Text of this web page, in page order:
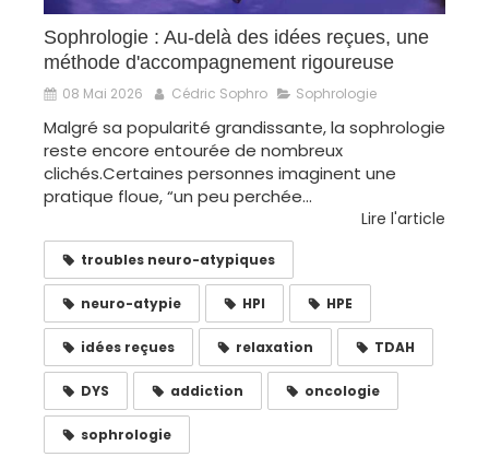
Sophrologie : Au-delà des idées reçues, une
méthode d'accompagnement rigoureuse
08 Mai 2026 Cédric Sophro Sophrologie
Malgré sa popularité grandissante, la sophrologie
reste encore entourée de nombreux
clichés.Certaines personnes imaginent une
pratique floue, “un peu perchée...
Lire l'article
troubles neuro-atypiques
neuro-atypie HPI HPE
idées reçues relaxation TDAH
DYS addiction oncologie
sophrologie